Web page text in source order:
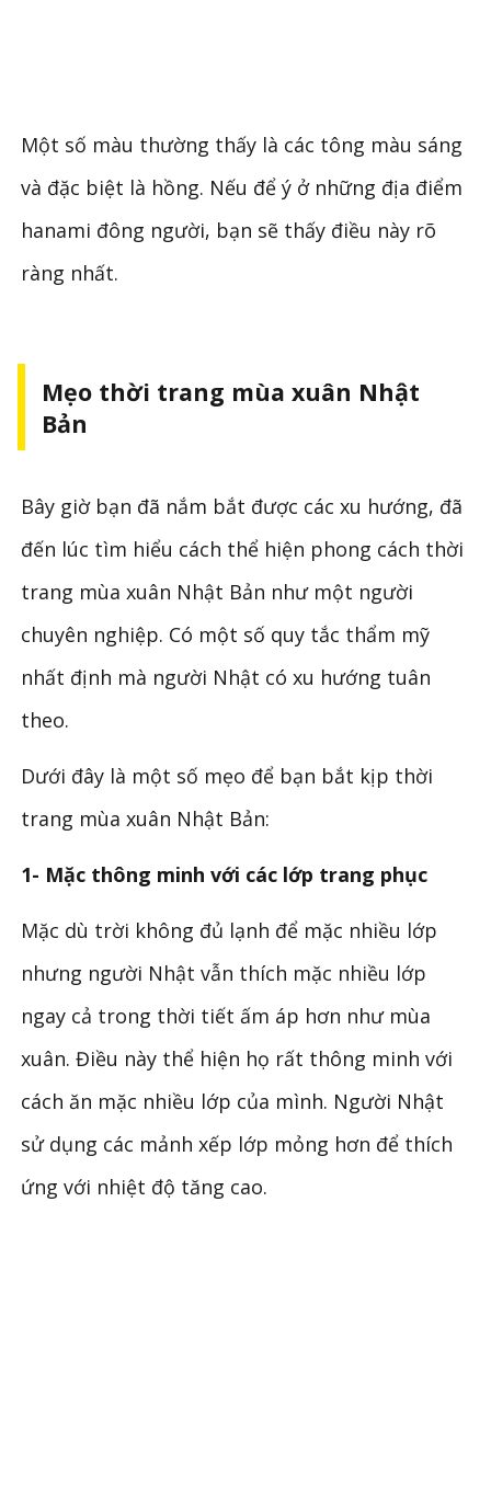
Một số màu thường thấy là các tông màu sáng
và đặc biệt là hồng. Nếu để ý ở những địa điểm
hanami đông người, bạn sẽ thấy điều này rõ
ràng nhất.
Mẹo thời trang mùa xuân Nhật
Bản
Bây giờ bạn đã nắm bắt được các xu hướng, đã
đến lúc tìm hiểu cách thể hiện phong cách thời
trang mùa xuân Nhật Bản như một người
chuyên nghiệp. Có một số quy tắc thẩm mỹ
nhất định mà người Nhật có xu hướng tuân
theo.
Dưới đây là một số mẹo để bạn bắt kịp thời
trang mùa xuân Nhật Bản:
1- Mặc thông minh với các lớp trang phục
Mặc dù trời không đủ lạnh để mặc nhiều lớp
nhưng người Nhật vẫn thích mặc nhiều lớp
ngay cả trong thời tiết ấm áp hơn như mùa
xuân. Điều này thể hiện họ rất thông minh với
cách ăn mặc nhiều lớp của mình. Người Nhật
sử dụng các mảnh xếp lớp mỏng hơn để thích
ứng với nhiệt độ tăng cao.